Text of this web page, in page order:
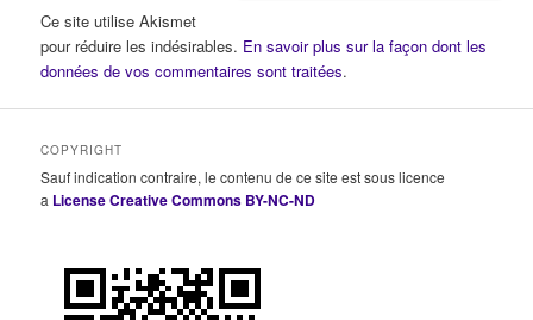
Ce site utilise Akismet
pour réduire les indésirables. En savoir plus sur la façon dont les
données de vos commentaires sont traitées.
COPYRIGHT
Sauf indication contraire, le contenu de ce site est sous licence
a License Creative Commons BY-NC-ND